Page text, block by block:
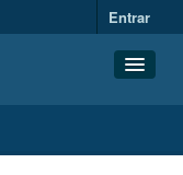
Entrar